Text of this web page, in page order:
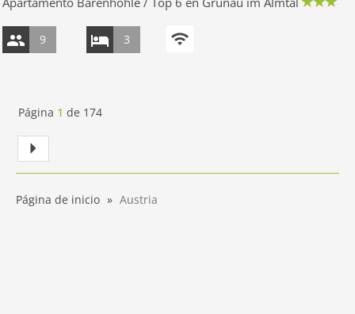
9 3
Página 1 de 174
Página de inicio Austria